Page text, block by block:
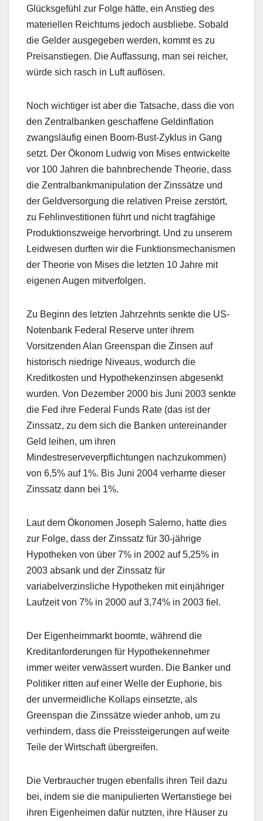
Glücksgefühl zur Folge hätte, ein Anstieg des
materiellen Reichtums jedoch ausbliebe. Sobald
die Gelder ausgegeben werden, kommt es zu
Preisanstiegen. Die Auffassung, man sei reicher,
würde sich rasch in Luft auflösen.
Noch wichtiger ist aber die Tatsache, dass die von
den Zentralbanken geschaffene Geldinflation
zwangsläufig einen Boom-Bust-Zyklus in Gang
setzt. Der Ökonom Ludwig von Mises entwickelte
vor 100 Jahren die bahnbrechende Theorie, dass
die Zentralbankmanipulation der Zinssätze und
der Geldversorgung die relativen Preise zerstört,
zu Fehlinvestitionen führt und nicht tragfähige
Produktionszweige hervorbringt. Und zu unserem
Leidwesen durften wir die Funktionsmechanismen
der Theorie von Mises die letzten 10 Jahre mit
eigenen Augen mitverfolgen.
Zu Beginn des letzten Jahrzehnts senkte die US-
Notenbank Federal Reserve unter ihrem
Vorsitzenden Alan Greenspan die Zinsen auf
historisch niedrige Niveaus, wodurch die
Kreditkosten und Hypothekenzinsen abgesenkt
wurden. Von Dezember 2000 bis Juni 2003 senkte
die Fed ihre Federal Funds Rate (das ist der
Zinssatz, zu dem sich die Banken untereinander
Geld leihen, um ihren
Mindestreserveverpflichtungen nachzukommen)
von 6,5% auf 1%. Bis Juni 2004 verharrte dieser
Zinssatz dann bei 1%.
Laut dem Ökonomen Joseph Salerno, hatte dies
zur Folge, dass der Zinssatz für 30-jährige
Hypotheken von über 7% in 2002 auf 5,25% in
2003 absank und der Zinssatz für
variabelverzinsliche Hypotheken mit einjähriger
Laufzeit von 7% in 2000 auf 3,74% in 2003 fiel.
Der Eigenheimmarkt boomte, während die
Kreditanforderungen für Hypothekennehmer
immer weiter verwässert wurden. Die Banker und
Politiker ritten auf einer Welle der Euphorie, bis
der unvermeidliche Kollaps einsetzte, als
Greenspan die Zinssätze wieder anhob, um zu
verhindern, dass die Preissteigerungen auf weite
Teile der Wirtschaft übergreifen.
Die Verbraucher trugen ebenfalls ihren Teil dazu
bei, indem sie die manipulierten Wertanstiege bei
ihren Eigenheimen dafür nutzten, ihre Häuser zu